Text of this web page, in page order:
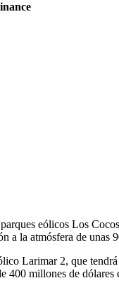
eólicos Los
a la atmósfera de unas
Larimar 2, que
millones de dólares